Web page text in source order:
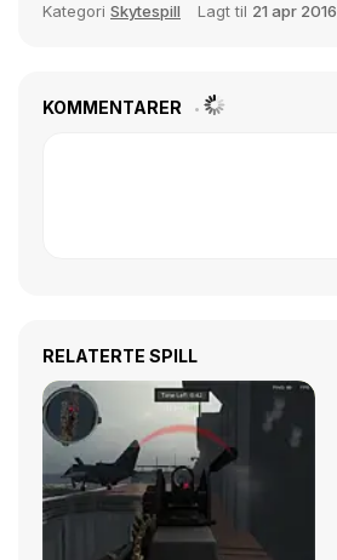
Kategori Skytespill Lagt til 21 apr 2016
KOMMENTARER
RELATERTE SPILL